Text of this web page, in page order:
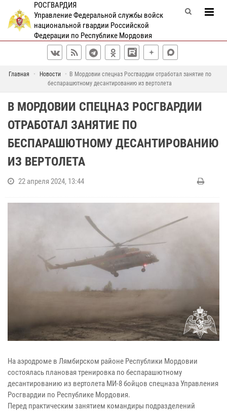
РОСГВАРДИЯ
Управление Федеральной службы войск
национальной гвардии Российской
Федерации по Республике Мордовия
Главная Новости
В Мордовии спецназ Росгвардии отработал занятие по
беспарашютному десантированию из вертолета
В МОРДОВИИ СПЕЦНАЗ РОСГВАРДИИ
ОТРАБОТАЛ ЗАНЯТИЕ ПО
БЕСПАРАШЮТНОМУ ДЕСАНТИРОВАНИЮ
ИЗ ВЕРТОЛЕТА
22 апреля 2024, 13:44
На аэродроме в Лямбирском районе Республики Мордовии
состоялась плановая тренировка по беспарашютному
десантированию из вертолета МИ-8 бойцов спецназа Управления
Росгвардии по Республике Мордовия.
Перед практическим занятием командиры подразделений